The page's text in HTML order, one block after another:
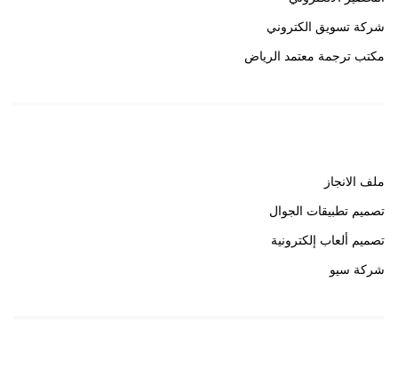
شركة تسويق الكتروني
مكتب ترجمة معتمد الرياض
ملف الانجاز
تصميم تطبيقات الجوال
تصميم ألعاب إلكترونية
شركة سيو